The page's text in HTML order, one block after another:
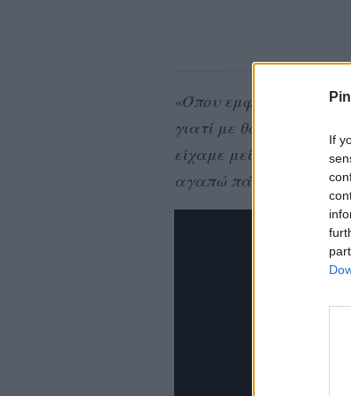
If
«Όπου εμφανιζόμουν,
γιατί με θαύμαζε.
είχαμε μείνει μέχρι
αγαπώ πάντα».